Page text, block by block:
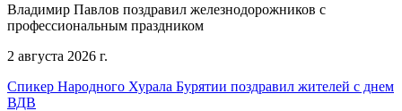
Владимир Павлов поздравил железнодорожников с
профессиональным праздником
2 августа 2026 г.
Спикер Народного Хурала Бурятии поздравил жителей с днем
ВДВ